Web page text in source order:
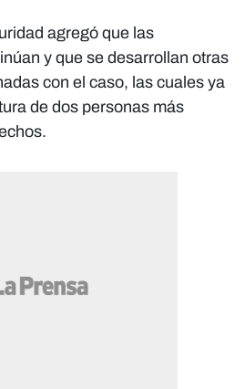
agregó que las
y que se desarrollan otras
con el caso, las cuales ya
de dos personas más